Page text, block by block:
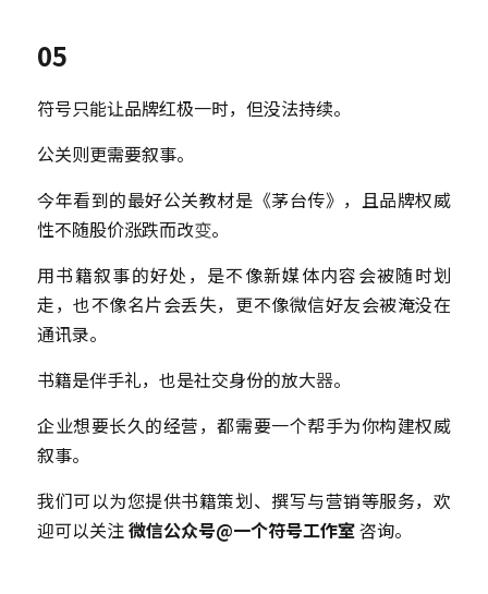
05
符号只能让品牌红极一时，但没法持续。
公关则更需要叙事。
今年看到的最好公关教材是《茅台传》，且品牌权威
性不随股价涨跌而改变。
用书籍叙事的好处，是不像新媒体内容会被随时划
走，也不像名片会丢失，更不像微信好友会被淹没在
通讯录。
书籍是伴手礼，也是社交身份的放大器。
企业想要长久的经营，都需要一个帮手为你构建权威
叙事。
我们可以为您提供书籍策划、撰写与营销等服务，欢
迎可以关注 微信公众号@一个符号工作室 咨询。